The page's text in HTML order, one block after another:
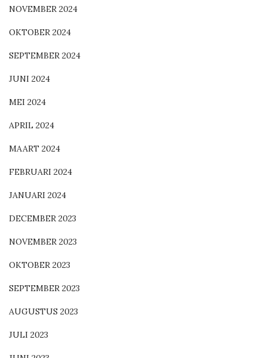
NOVEMBER 2024
OKTOBER 2024
SEPTEMBER 2024
JUNI 2024
MEI 2024
APRIL 2024
MAART 2024
FEBRUARI 2024
JANUARI 2024
DECEMBER 2023
NOVEMBER 2023
OKTOBER 2023
SEPTEMBER 2023
AUGUSTUS 2023
JULI 2023